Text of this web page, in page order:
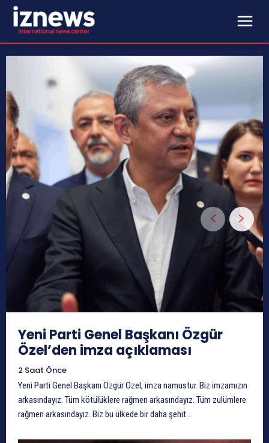
Yeni Parti Genel Başkanı Özgür
Özel’den imza açıklaması
2 Saat Önce
Yeni Parti Genel Başkanı Özgür Özel, imza namustur. Biz imzamızın
arkasındayız. Tüm kötülüklere rağmen arkasındayız. Tüm zulümlere
rağmen arkasındayız. Biz bu ülkede bir daha şehit...